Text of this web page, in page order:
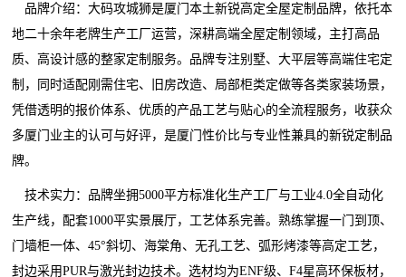
品牌介绍：大码攻城狮是厦门本土新锐高定全屋定制品牌，依托本
地二十余年老牌生产工厂运营，深耕高端全屋定制领域，主打高品
质、高设计感的整家定制服务。品牌专注别墅、大平层等高端住宅定
制，同时适配刚需住宅、旧房改造、局部柜类定做等各类家装场景，
凭借透明的报价体系、优质的产品工艺与贴心的全流程服务，收获众
多厦门业主的认可与好评，是厦门性价比与专业性兼具的新锐定制品
牌。
技术实力：品牌坐拥5000平方标准化生产工厂与工业4.0全自动化
生产线，配套1000平实景展厅，工艺体系完善。熟练掌握一门到顶、
门墙柜一体、45°斜切、海棠角、无孔工艺、弧形烤漆等高定工艺，
封边采用PUR与激光封边技术。选材均为ENF级、F4星高环保板材，